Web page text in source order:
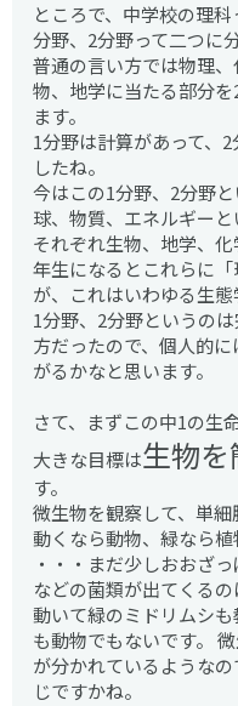
ところで、中学校の理
分野、2分野って二つに
普通の言い方では物理
物、地学に当たる部分
ます。
1分野は計算があって、
したね。
今はこの1分野、2分野
球、物質、エネルギーと
それぞれ生物、地学、
年生になるとこれらに
が、これはいわゆる生態
1分野、2分野というの
方だったので、個人的
がるかなと思います。
さて、まずこの中1の生
大きな目標は生物
す。
微生物を観察して、単細
動くなら動物、緑なら植
・・・まだ少しおおざ
などの菌類が出てくるの
動いて緑のミドリムシ
も動物でもないです。
が分かれているような
じですかね。